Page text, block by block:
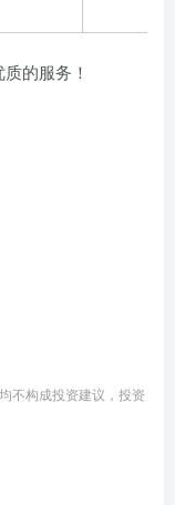
的服务！
不构成投资建议，投资